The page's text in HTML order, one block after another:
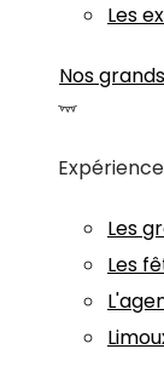
Les
Nos
Les
Les